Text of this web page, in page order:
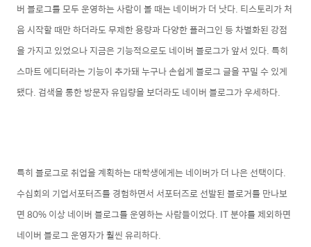
버 블로그를 모두 운영하는 사람이 볼 때는 네이버가 더 낫다. 티스토리가 처
음 시작할 때만 하더라도 무제한 용량과 다양한 플러그인 등 차별화된 강점
을 가지고 있었으나 지금은 기능적으로도 네이버 블로그가 앞서 있다. 특히
스마트 에디터라는 기능이 추가돼 누구나 손쉽게 블로그 글을 꾸밀 수 있게
됐다. 검색을 통한 방문자 유입량을 보더라도 네이버 블로그가 우세하다.
특히 블로그로 취업을 계획하는 대학생에게는 네이버가 더 나은 선택이다.
수십회의 기업서포터즈를 경험하면서 서포터즈로 선발된 블로거를 만나보
면 80% 이상 네이버 블로그를 운영하는 사람들이었다. IT 분야를 제외하면
네이버 블로그 운영자가 훨씬 유리하다.